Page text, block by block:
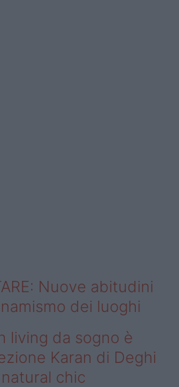
Nuove abitudini
dei luoghi
living da sogno è
Karan di Deghi
chic